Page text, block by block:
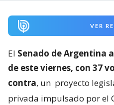
VER
El Senado de Argentina
de este viernes, con 37
contra, un proyecto
privada impulsado por el